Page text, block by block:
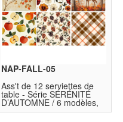
NAP-FALL-05
Ass't de 12 serviettes de
table - Série SÉRÉNITÉ
D’AUTOMNE / 6 modèles,
20 unités ch.